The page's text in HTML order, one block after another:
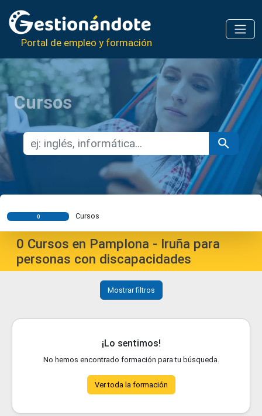
Portal de empleo y formación
Cursos
0 Cursos
0 Cursos en Pamplona - Iruña para
personas con discapacidades
Mostrar filtros
¡Lo sentimos!
No hemos encontrado formación para tu búsqueda.
Ver toda la formación